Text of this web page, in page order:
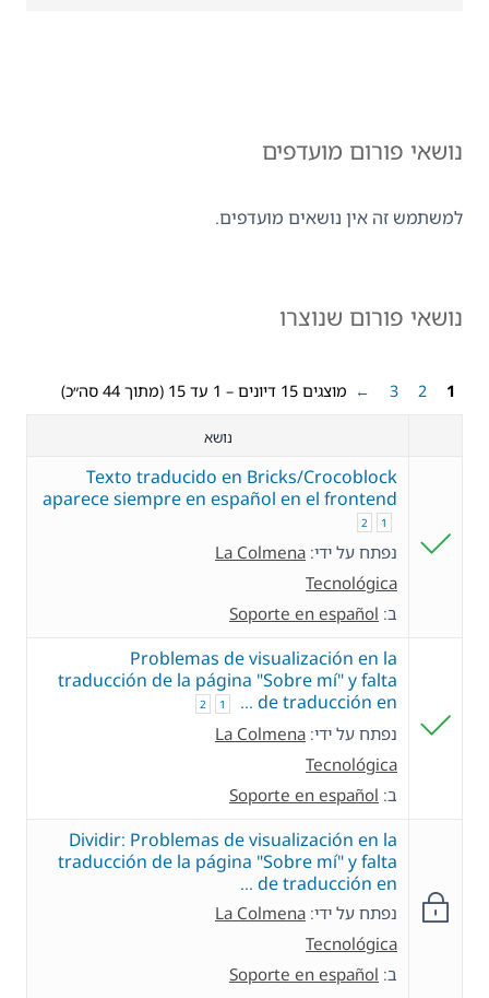
נושאי פורום מועדפים
למשתמש זה אין נושאים מועדפים.
נושאי פורום שנוצרו
מוצגים 15 דיונים – 1 עד 15 (מתוך 44 סה״כ) 1
2
3
←
נושא
Texto traducido en Bricks/Crocoblock
aparece siempre en español en el frontend
1
2
נפתח על ידי: La Colmena
Tecnológica
ב: Soporte en español
Problemas de visualización en la
traducción de la página "Sobre mí" y falta
de traducción en …
1
2
נפתח על ידי: La Colmena
Tecnológica
ב: Soporte en español
Dividir: Problemas de visualización en la
traducción de la página "Sobre mí" y falta
de traducción en …
נפתח על ידי: La Colmena
Tecnológica
ב: Soporte en español